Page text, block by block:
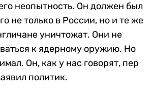
неопытность. Он должен был
не только в России, но и те же
уничтожат. Они не
к ядерному оружию. Но
Он, как у нас говорят, пер
политик.